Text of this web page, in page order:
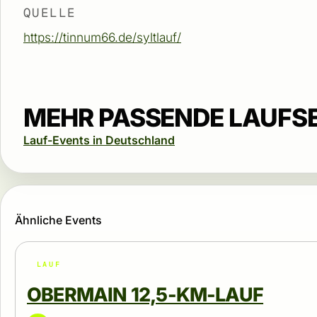
QUELLE
https://tinnum66.de/syltlauf/
MEHR PASSENDE
Lauf-Events in Deutschland
Ähnliche Events
LAUF
OBERMAIN 12,5-KM-LAUF